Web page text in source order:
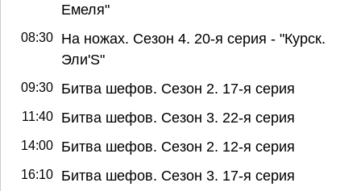
Емеля"
08:30
На ножах. Сезон 4. 20-я серия - "Курск.
Эли'S"
09:30 Битва шефов. Сезон 2. 17-я серия
11:40 Битва шефов. Сезон 3. 22-я серия
14:00 Битва шефов. Сезон 2. 12-я серия
16:10 Битва шефов. Сезон 3. 17-я серия